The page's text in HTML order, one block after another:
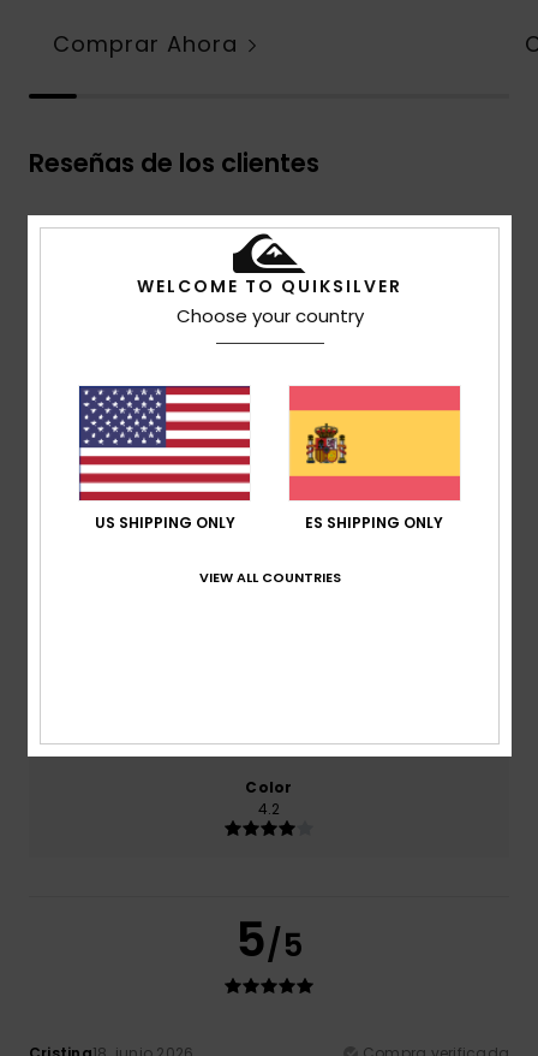
Comprar Ahora
Reseñas de los clientes
Puntuación media
4.6/5
basado en7 reseñas verificadasdesde mayo 2026
El 57% de nuestros clientes recomiendan este
producto
Comodidad
Color
4.2
5/5
WELCOME TO QUIKSILVER
Choose your country
US SHIPPING ONLY ES SHIPPING ONLY
VIEW ALL COUNTRIES